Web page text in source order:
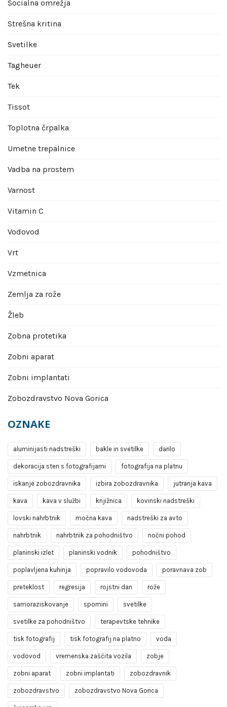
Socialna omrežja
Strešna kritina
Svetilke
Tagheuer
Tek
Tissot
Toplotna črpalka
Umetne trepalnice
Vadba na prostem
Varnost
Vitamin C
Vodovod
Vrt
Vzmetnica
Zemlja za rože
Žleb
Zobna protetika
Zobni aparat
Zobni implantati
Zobozdravstvo Nova Gorica
OZNAKE
aluminijasti nadstreški bakle in svetilke darilo
dekoracija sten s fotografijami fotografija na platnu
iskanje zobozdravnika izbira zobozdravnika jutranja kava
kava kava v službi knjižnica kovinski nadstreški
lovski nahrbtnik močna kava nadstreški za avto
nahrbtnik nahrbtnik za pohodništvo nočni pohod
planinski izlet planinski vodnik pohodništvo
poplavljena kuhinja popravilo vodovoda poravnava zob
preteklost regresija rojstni dan rože
samoraziskovanje spomini svetilke
svetilke za pohodništvo terapevtske tehnike
tisk fotografij tisk fotografij na platno voda
vodovod vremenska zaščita vozila zobje
zobni aparat zobni implantati zobozdravnik
zobozdravstvo zobozdravstvo Nova Gorica